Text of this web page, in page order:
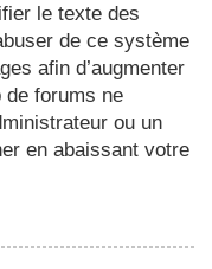
le texte des
de ce système
afin d’augmenter
de forums ne
ou un
en abaissant votre